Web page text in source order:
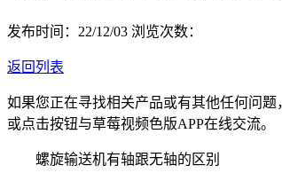
发布时间：22/12/03 浏览次数：
返回列表
如果您正在寻找相关产品或有其他任何问题
或点击按钮与草莓视频色版APP在线交流。
螺旋输送机有轴跟无轴的区别